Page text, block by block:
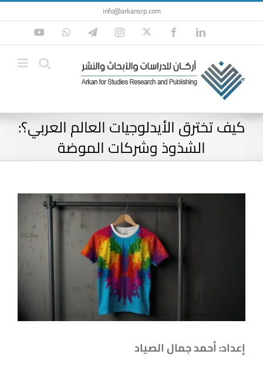
Skip
to
content
info@arkansrp.com
LinkedIn
Facebook
Twitter
Instagram
Telegram
WhatsApp
YouTube
كيف تخترق الأيدلوجيات العالم العربي؟:
الشذوذ وشركات الموضة
إعداد: أحمد جمال الصياد